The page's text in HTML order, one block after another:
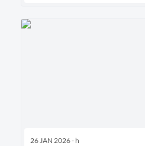
26 JAN 2026 - h